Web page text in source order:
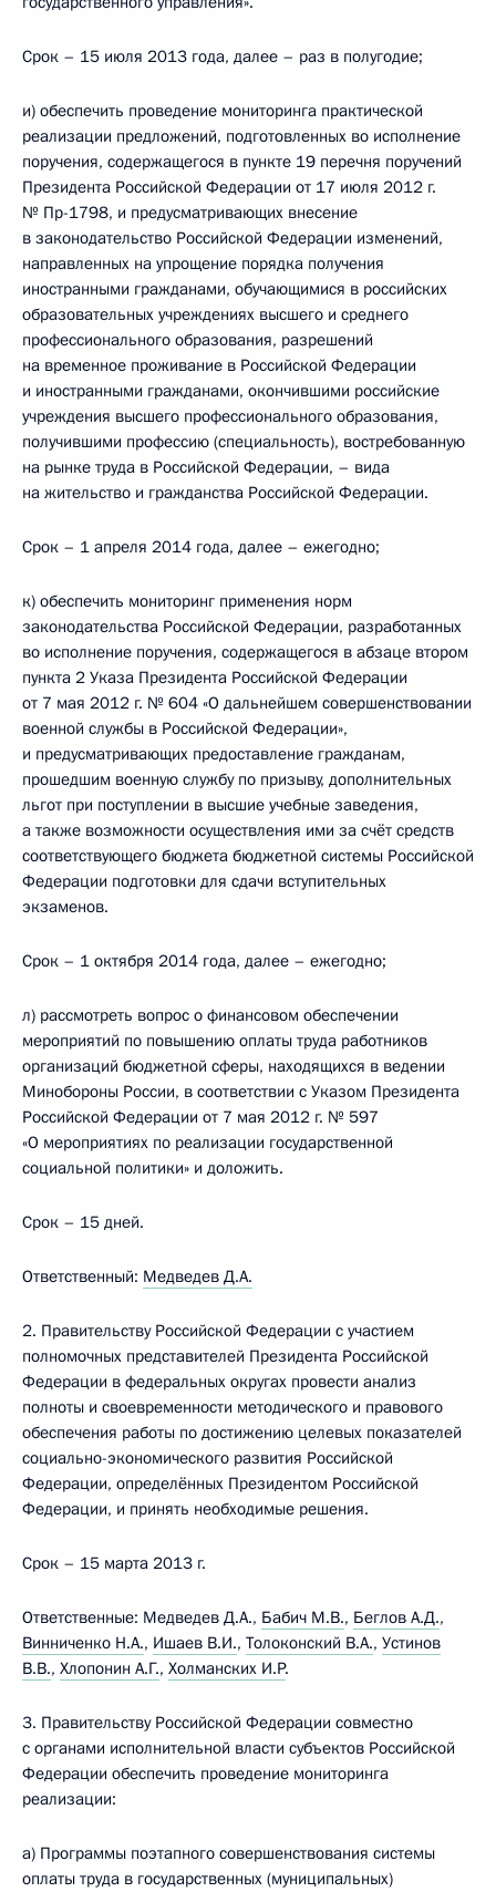
Срок – 15 июля 2013 года, далее – раз в полугодие;
и) обеспечить проведение мониторинга практической
реализации предложений, подготовленных во исполнение
поручения, содержащегося в пункте 19 перечня поручений
Президента Российской Федерации от 17 июля 2012 г.
№ Пр-1798, и предусматривающих внесение
в законодательство Российской Федерации изменений,
направленных на упрощение порядка получения
иностранными гражданами, обучающимися в российских
образовательных учреждениях высшего и среднего
профессионального образования, разрешений
на временное проживание в Российской Федерации
и иностранными гражданами, окончившими российские
учреждения высшего профессионального образования,
получившими профессию (специальность), востребованную
на рынке труда в Российской Федерации, – вида
на жительство и гражданства Российской Федерации.
Срок – 1 апреля 2014 года, далее – ежегодно;
к) обеспечить мониторинг применения норм
законодательства Российской Федерации, разработанных
во исполнение поручения, содержащегося в абзаце втором
пункта 2 Указа Президента Российской Федерации
от 7 мая 2012 г. № 604 «О дальнейшем совершенствовании
военной службы в Российской Федерации»,
и предусматривающих предоставление гражданам,
прошедшим военную службу по призыву, дополнительных
льгот при поступлении в высшие учебные заведения,
а также возможности осуществления ими за счёт средств
соответствующего бюджета бюджетной системы Российской
Федерации подготовки для сдачи вступительных
экзаменов.
Срок – 1 октября 2014 года, далее – ежегодно;
л) рассмотреть вопрос о финансовом обеспечении
мероприятий по повышению оплаты труда работников
организаций бюджетной сферы, находящихся в ведении
Минобороны России, в соответствии с Указом Президента
Российской Федерации от 7 мая 2012 г. № 597
«О мероприятиях по реализации государственной
социальной политики» и доложить.
Срок – 15 дней.
Ответственный: Медведев Д.А.
2. Правительству Российской Федерации с участием
полномочных представителей Президента Российской
Федерации в федеральных округах провести анализ
полноты и своевременности методического и правового
обеспечения работы по достижению целевых показателей
социально-экономического развития Российской
Федерации, определённых Президентом Российской
Федерации, и принять необходимые решения.
Срок – 15 марта 2013 г.
Ответственные: Медведев Д.А., Бабич М.В., Беглов А.Д.,
Винниченко Н.А., Ишаев В.И., Толоконский В.А., Устинов
В.В., Хлопонин А.Г., Холманских И.Р.
3. Правительству Российской Федерации совместно
с органами исполнительной власти субъектов Российской
Федерации обеспечить проведение мониторинга
реализации:
а) Программы поэтапного совершенствования системы
оплаты труда в государственных (муниципальных)